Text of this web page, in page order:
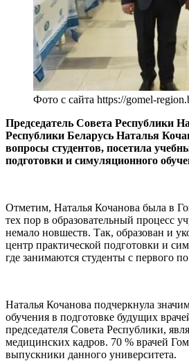
Фото с сайта https://gomel-
Председатель Совета Республики
Республики Беларусь Наталья
вопросы студентов, посетила
подготовки и симуляционного
Отметим, Наталья Кочанова была в
тех пор в образовательный процесс
немало новшеств. Так, образован и
центр практической подготовки и
где занимаются студенты с первого
Наталья Кочанова подчеркнула
обучения в подготовке будущих
председателя Совета Республики,
медицинских кадров. 70 % врачей
выпускники данного университета.